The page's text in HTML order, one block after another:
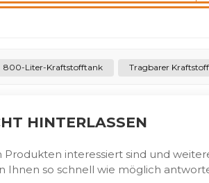
800-Liter-Kraftstofftank Tragbarer
HINTERLASSEN
Produkten interessiert sind und
Ihnen so schnell wie möglich